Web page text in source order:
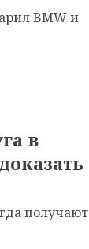
BMW и
в
получают